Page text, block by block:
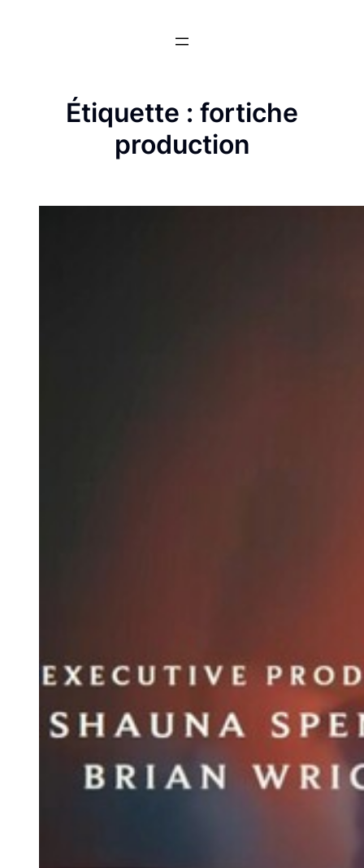
Étiquette : fortiche
production